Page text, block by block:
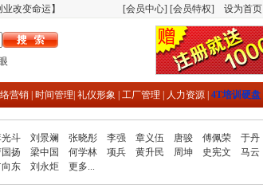
改变命运】 [会员中心] [会员特权] 设为首页
营销| 时间管理 礼仪形象 工厂管理 人力资源| 4T培训硬盘
斗 刘景斓 张晓彤 李强 章义伍 唐骏 傅佩荣 于丹
扬 梁中国 何学林 项兵 黄升民 周坤 史宪文 马云
东 刘永炬 更多...